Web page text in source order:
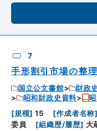
7
手形割引市場の整
国立公文書館 財政
昭和財政史資料
[規模] 15 [作成者名称]
委員
[組織歴/履歴] 大